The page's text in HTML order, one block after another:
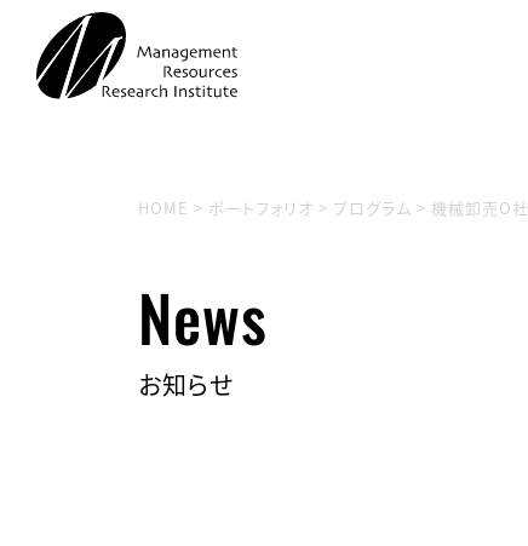
HOME > ポートフォリオ > プログラム > 機械卸売O社
News
お知らせ